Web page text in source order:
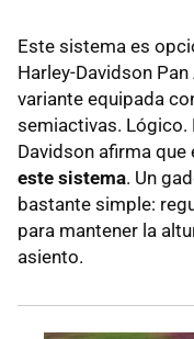
Este sistema es
Harley-Davidson
variante equipada
semiactivas. Lógico.
Davidson afirma que
este sistema. Un
bastante simple:
para mantener la
asiento.